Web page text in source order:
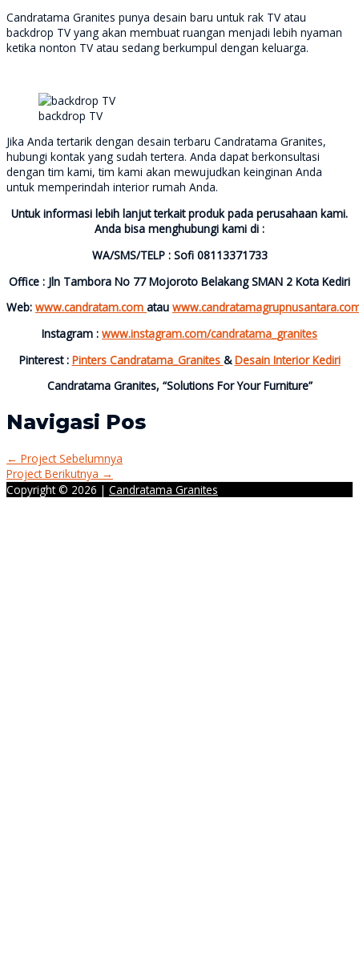
Candratama Granites punya desain baru untuk rak TV atau
backdrop TV yang akan membuat ruangan menjadi lebih nyaman
ketika nonton TV atau sedang berkumpul dengan keluarga.
backdrop TV
Jika Anda tertarik dengan desain terbaru Candratama Granites,
hubungi kontak yang sudah tertera. Anda dapat berkonsultasi
dengan tim kami, tim kami akan mewujudkan keinginan Anda
untuk memperindah interior rumah Anda.
Untuk informasi lebih lanjut terkait produk pada perusahaan kami.
Anda bisa menghubungi kami di :
WA/SMS/TELP : Sofi 08113371733
Office : Jln Tambora No 77 Mojoroto Belakang SMAN 2 Kota Kediri
Web: www.candratam.com atau
Instagram : www.instagram.com/candratama_granites
Pinterest : Pinters Candratama_Granites &Desain Interior Kediri
Candratama Granites, “Solutions For Your Furniture”
Navigasi Pos
← Project Sebelumnya
Project Berikutnya →
Copyright © 2026 | Candratama Granites